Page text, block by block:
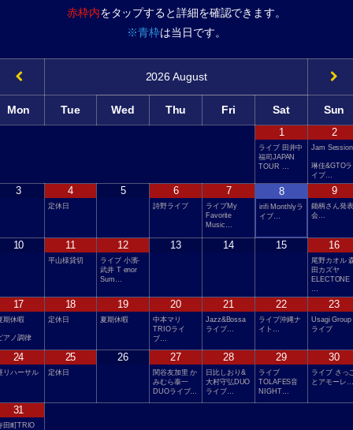
赤枠内をタップすると詳細を確認できます。
※青枠は当日です。
2026 August
Mon Tue Wed Thu Fri Sat Sun
1
ライブ 田井中
福司JAPAN
TOUR …
2
Jam Session
琳佳&GTOラ
イブ…
3 4
定休日
5 6
詩野ライブ
7
ライブMy
Favorite
Music…
8
irifi Monthlyラ
イブ…
9
鋤柄さん発表
会…
10 11
平山様貸切
12
ライブ 小濱-
武井 T enor
Sum…
13 14 15 16
尾野カオル
田カズヤ
ELECTONE
…
17
期休暇
アノ調律
18
定休日
19
夏期休暇
20
中本マリ
TRIOライ
ブ…
21
Jazz&Bossa
ライブ…
22
ライブ沖縄ナ
イト…
23
Usagi Group
ライブ
24
リハーサル
25
定休日
26 27
関谷友加里 か
みむら泰一
DUOライブ…
28
日比しおり&
大村守弘DUO
ライブ…
29
ライブ
TOLAFES音
NIGHT…
30
ライブ さっ
とアモーレ…
31
田町TRIO